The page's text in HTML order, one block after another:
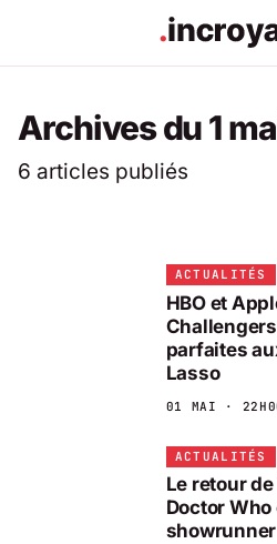
Archives du 1
6 articles publiés
ACTUALITÉS
HBO et
parfaites
Lasso
01 MAI ·
ACTUALITÉS
Le retour
Doctor
showrunner